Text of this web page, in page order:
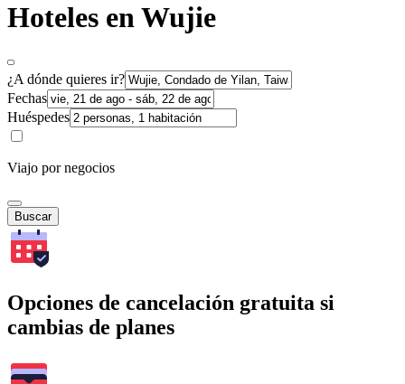
Hoteles en Wujie
¿A dónde quieres ir?
Fechas
Huéspedes
Viajo por negocios
Buscar
Opciones de cancelación gratuita si
cambias de planes